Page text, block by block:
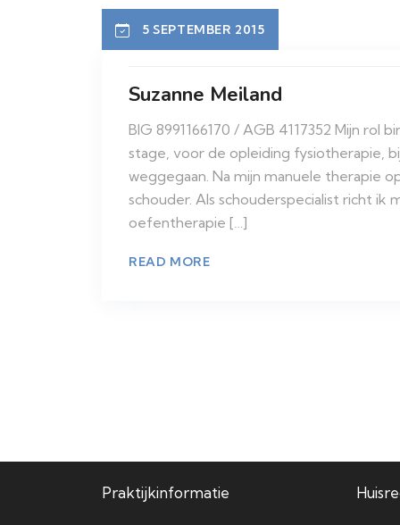
5 SEPTEMBER 2015
Suzanne Meiland
BIG 8991166170 / AGB 4117352 Mijn
stage, voor de opleiding fysiotherapie,
weggegaan. Na mijn manuele therapie
schouder. Als schouderspecialist richt
oefentherapie […]
READ MORE
Praktijkinformatie